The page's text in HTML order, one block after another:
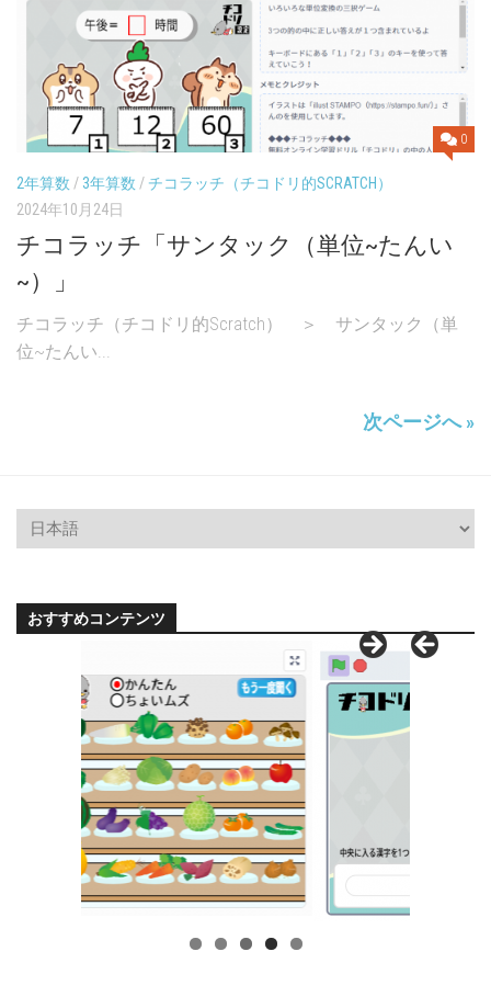
0
2年算数 / 3年算数 /チコラッチ（チコドリ的SCRATCH）
2024年10月24日
チコラッチ「サンタック（単位~たんい
~）」
チコラッチ（チコドリ的Scratch） ＞ サンタック（単
位~たんい...
次ページへ »
おすすめコンテンツ